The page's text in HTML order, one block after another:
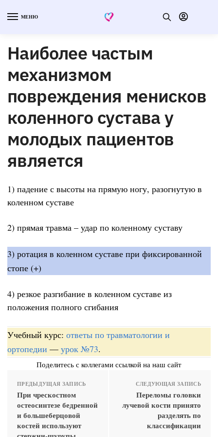
МЕНЮ
Наиболее частым
механизмом
повреждения менисков
коленного сустава у
молодых пациентов
является
1) падение с высоты на прямую ногу, разогнутую в
коленном суставе
2) прямая травма – удар по коленному суставу
3) ротация в коленном суставе при фиксированной
стопе (+)
4) резкое разгибание в коленном суставе из
положения полного сгибания
Учебный курс: ответы по травматологии и
ортопедии — урок №73.
Поделитесь с коллегами ссылкой на наш сайт
ПРЕДЫДУЩАЯ ЗАПИСЬ
При чрескостном
остеосинтезе бедренной
и большеберцовой
костей используют
СЛЕДУЮЩАЯ ЗАПИСЬ
Переломы головки
лучевой кости принято
разделять по
классификации